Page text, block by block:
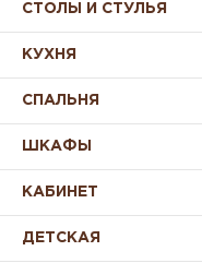
СТОЛЫ И СТУЛЬЯ
КУХНЯ
СПАЛЬНЯ
ШКАФЫ
КАБИНЕТ
ДЕТСКАЯ